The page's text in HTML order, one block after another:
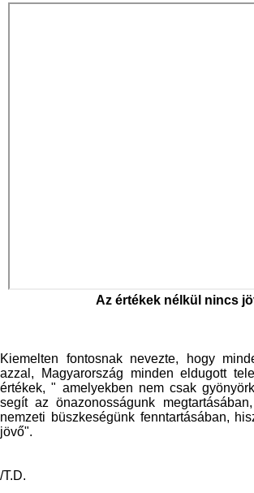
Az értékek nélkül nincs
Kiemelten fontosnak nevezte, hogy
azzal, Magyarország minden eldugott
értékek, " amelyekben nem csak
segít az önazonosságunk
nemzeti büszkeségünk fenntartásában,
jövő".
/T.D.